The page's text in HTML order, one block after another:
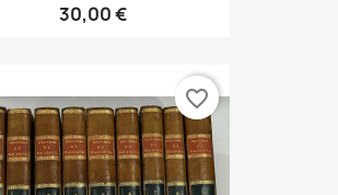
30,00 €
favorite_border